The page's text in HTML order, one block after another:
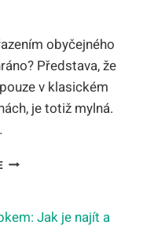
obyčejného
Představa, že
v klasickém
je totiž mylná.
POTRAVINY
KOMPLETNÍ
SEZNAM